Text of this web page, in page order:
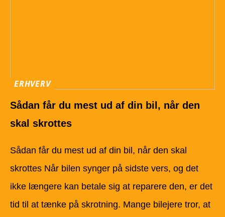
ERHVERV
Sådan får du mest ud af din bil, når den
skal skrottes
Sådan får du mest ud af din bil, når den skal
skrottes Når bilen synger på sidste vers, og det
ikke længere kan betale sig at reparere den, er det
tid til at tænke på skrotning. Mange bilejere tror, at